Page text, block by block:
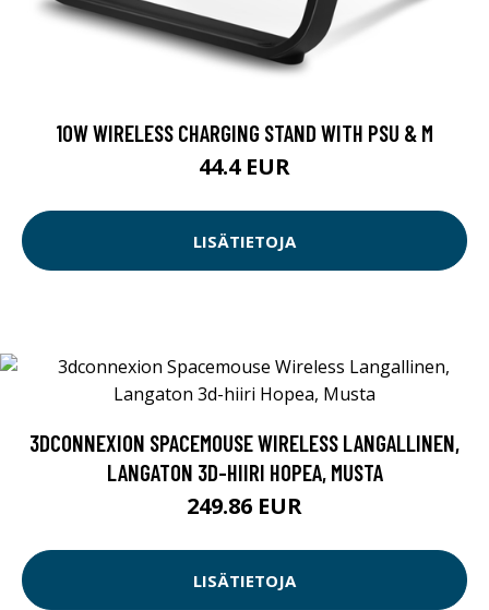
10W WIRELESS CHARGING STAND WITH PSU & M
44.4 EUR
LISÄTIETOJA
3DCONNEXION SPACEMOUSE WIRELESS LANGALLINEN,
LANGATON 3D-HIIRI HOPEA, MUSTA
249.86 EUR
LISÄTIETOJA